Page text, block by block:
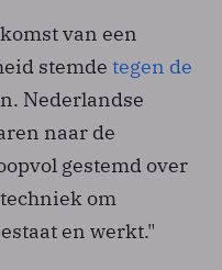
van een
stemde tegen de
Nederlandse
naar de
gestemd over
om
en werkt."